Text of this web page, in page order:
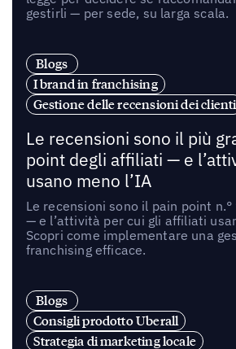
gestirli — per sede, su larga scala.
Blogs
I brand in franchising
Gestione delle recensioni dei clienti
Le recensioni sono il più
point degli affiliati — e
usano meno l’IA
Le recensioni sono il pain point
— e l’attività per cui gli affiliati
Scopri come implementare una
franchising efficace.
Blogs
Consigli prodotto Uberall
Strategia di marketing locale